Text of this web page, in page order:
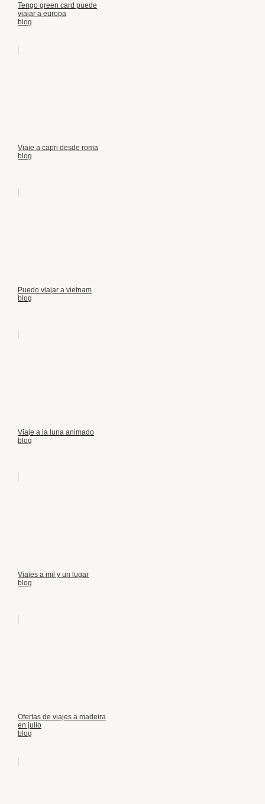
Tengo green card puede
viajar a europa
blog
Viaje a capri desde roma
blog
Puedo viajar a vietnam
blog
Viaje a la luna animado
blog
Viajes a mil y un lugar
blog
Ofertas de viajes a madeira
en julio
blog